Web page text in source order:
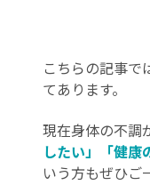
こちらの記事で
てあります。
現在身体の不調
したい」「健康
いう方もぜひご